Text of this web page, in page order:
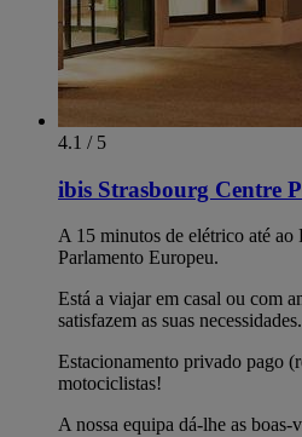
4.1 / 5
ibis Strasbourg Centre
A 15 minutos de elétrico até ao
Parlamento Europeu.
Está a viajar em casal ou com
satisfazem as suas necessidades.
Estacionamento privado pago
motociclistas!
A nossa equipa dá-lhe as